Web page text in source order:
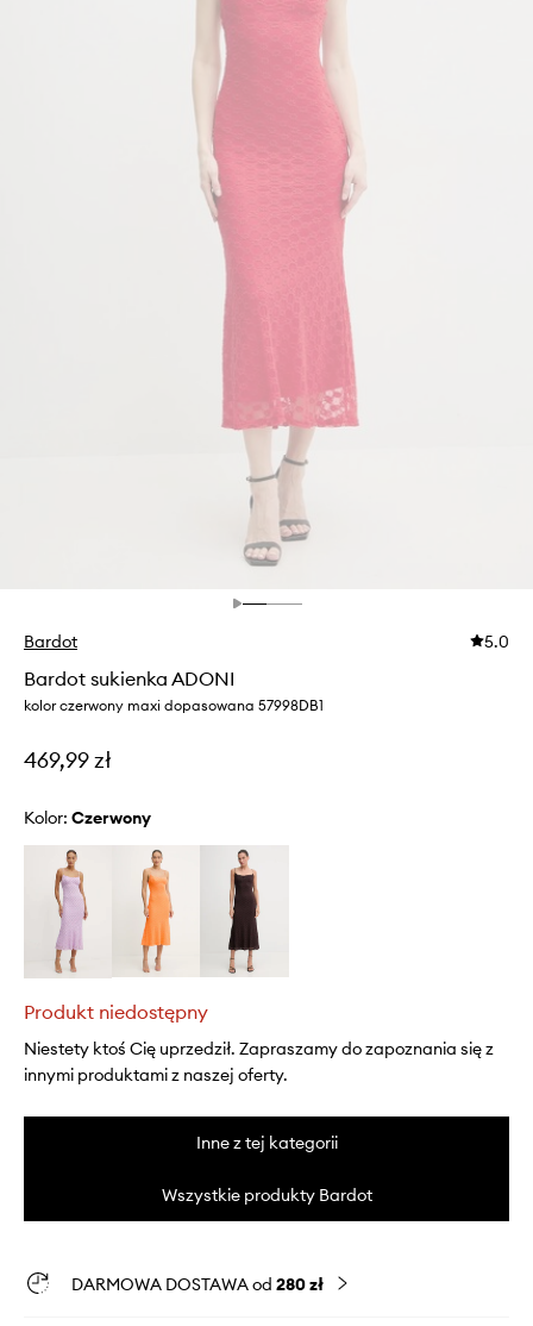
Bardot 5.0
Bardot sukienka ADONI
kolor czerwony maxi dopasowana 57998DB1
469,99 zł
Kolor: czerwony
Produkt niedostępny
Niestety ktoś Cię uprzedził. Zapraszamy do zapoznania się z
innymi produktami z naszej oferty.
Inne z tej kategorii
Wszystkie produkty Bardot
DARMOWA DOSTAWA od 280 zł